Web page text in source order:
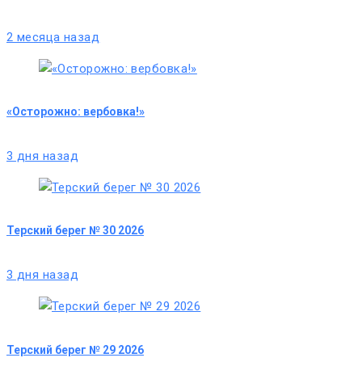
2 месяца назад
«Осторожно: вербовка!»
3 дня назад
Терский берег № 30 2026
3 дня назад
Терский берег № 29 2026